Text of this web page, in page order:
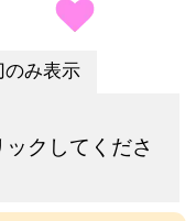
のみ表示
ックしてくださ